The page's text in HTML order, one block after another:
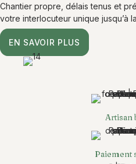
Chantier propre, délais tenus et
votre interlocuteur unique jusqu’à
EN SAVOIR PLUS
Artisan
Paiement